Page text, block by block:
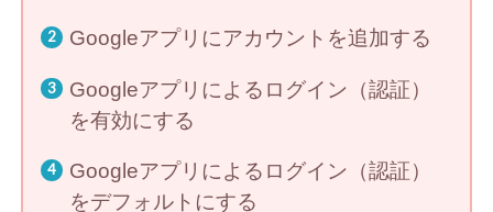
Googleアプリにアカウントを追加する
Googleアプリによるログイン（認証）
を有効にする
Googleアプリによるログイン（認証）
をデフォルトにする